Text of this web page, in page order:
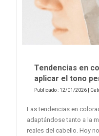
Tendencias en
aplicar el tono
Publicado : 12/01/2026 |
Las tendencias en
adaptándose tanto a la
reales del cabello. Hoy